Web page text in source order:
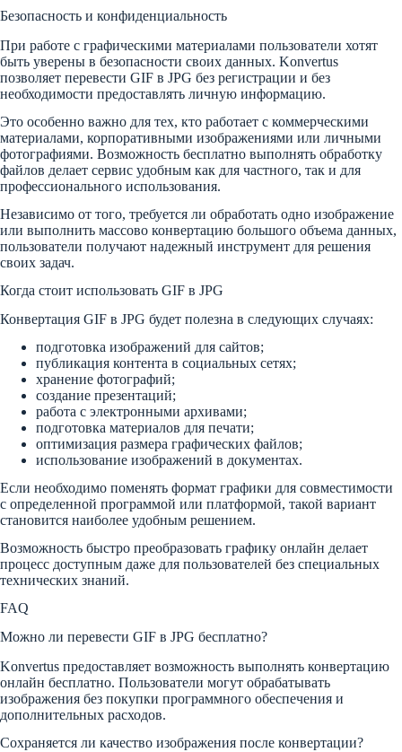
Безопасность и конфиденциальность
При работе с графическими материалами пользователи хотят
быть уверены в безопасности своих данных. Konvertus
позволяет перевести GIF в JPG без регистрации и без
необходимости предоставлять личную информацию.
Это особенно важно для тех, кто работает с коммерческими
материалами, корпоративными изображениями или личными
фотографиями. Возможность бесплатно выполнять обработку
файлов делает сервис удобным как для частного, так и для
профессионального использования.
Независимо от того, требуется ли обработать одно изображение
или выполнить массово конвертацию большого объема данных,
пользователи получают надежный инструмент для решения
своих задач.
Когда стоит использовать GIF в JPG
Конвертация GIF в JPG будет полезна в следующих случаях:
подготовка изображений для сайтов;
публикация контента в социальных сетях;
хранение фотографий;
создание презентаций;
работа с электронными архивами;
подготовка материалов для печати;
оптимизация размера графических файлов;
использование изображений в документах.
Если необходимо поменять формат графики для совместимости
с определенной программой или платформой, такой вариант
становится наиболее удобным решением.
Возможность быстро преобразовать графику онлайн делает
процесс доступным даже для пользователей без специальных
технических знаний.
FAQ
Можно ли перевести GIF в JPG бесплатно?
Konvertus предоставляет возможность выполнять конвертацию
онлайн бесплатно. Пользователи могут обрабатывать
изображения без покупки программного обеспечения и
дополнительных расходов.
Сохраняется ли качество изображения после конвертации?